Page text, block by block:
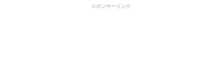
スポンサーリンク